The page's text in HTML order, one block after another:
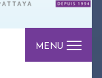
MENU